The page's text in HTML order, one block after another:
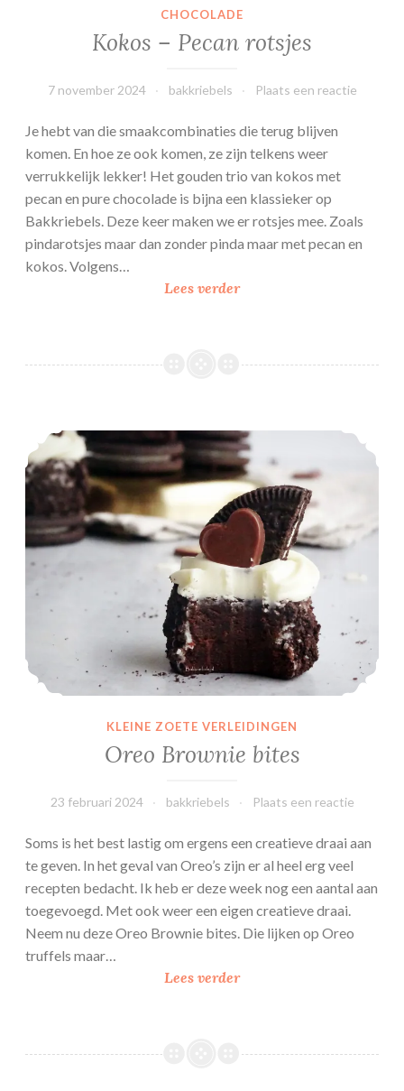
CHOCOLADE
Kokos – Pecan rotsjes
7 november 2024 bakkriebels Plaats een reactie
Je hebt van die smaakcombinaties die terug blijven
komen. En hoe ze ook komen, ze zijn telkens weer
verrukkelijk lekker! Het gouden trio van kokos met
pecan en pure chocolade is bijna een klassieker op
Bakkriebels. Deze keer maken we er rotsjes mee. Zoals
pindarotsjes maar dan zonder pinda maar met pecan en
kokos. Volgens…
Lees verderKokos
Oreo Brownie bites
KLEINE ZOETE VERLEIDINGEN
Oreo Brownie bites
23 februari 2024 bakkriebels Plaats een reactie
Soms is het best lastig om ergens een creatieve draai aan
te geven. In het geval van Oreo’s zijn er al heel erg veel
recepten bedacht. Ik heb er deze week nog een aantal aan
toegevoegd. Met ook weer een eigen creatieve draai.
Neem nu deze Oreo Brownie bites. Die lijken op Oreo
truffels maar…
Lees verderOreo